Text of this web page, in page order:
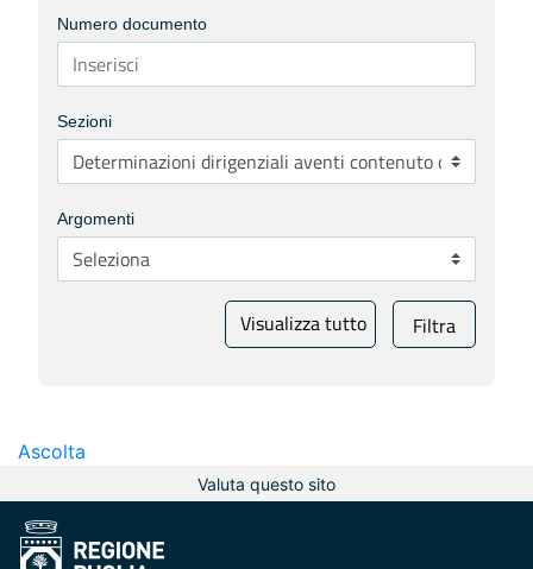
Numero documento
Sezioni
Argomenti
Visualizza tutto Filtra
Ascolta
Valuta questo sito